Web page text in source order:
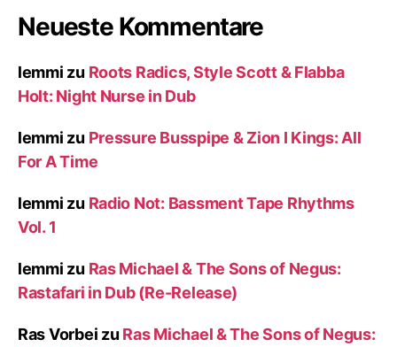
Neueste Kommentare
lemmi zu Roots Radics, Style Scott & Flabba
Holt: Night Nurse in Dub
lemmi zu Pressure Busspipe & Zion I Kings: All
For A Time
lemmi zu Radio Not: Bassment Tape Rhythms
Vol. 1
lemmi zu Ras Michael & The Sons of Negus:
Rastafari in Dub (Re-Release)
Ras Vorbei zu Ras Michael & The Sons of Negus: